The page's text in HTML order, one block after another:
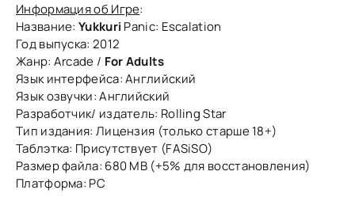
Информация об Игре:
Название: Yukkuri Panic: Escalation
Год выпуска: 2012
Жанр: Arcade / For Adults
Язык интерфейса: Английский
Язык озвучки: Английский
Разработчик/ издатель: Rolling Star
Тип издания: Лицензия (только старше 18+)
Таблэтка: Присутствует (FASiSO)
Размер файла: 680 MB (+5% для восстановления)
Платформа: PC